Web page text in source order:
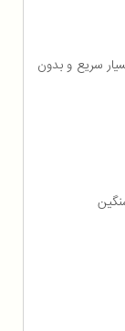
سریع و بدون